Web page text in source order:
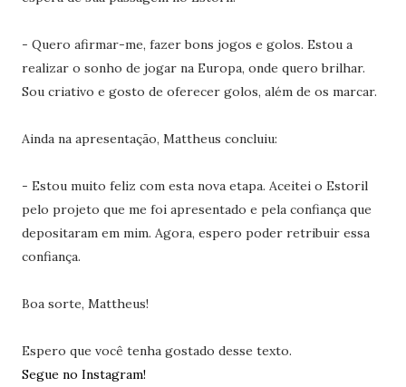
- Quero afirmar-me, fazer bons jogos e golos. Estou a
realizar o sonho de jogar na Europa, onde quero brilhar.
Sou criativo e gosto de oferecer golos, além de os marcar.
Ainda na apresentação, Mattheus concluiu:
- Estou muito feliz com esta nova etapa. Aceitei o Estoril
pelo projeto que me foi apresentado e pela confiança que
depositaram em mim. Agora, espero poder retribuir essa
confiança.
Boa sorte, Mattheus!
Espero que você tenha gostado desse texto.
Segue no Instagram!